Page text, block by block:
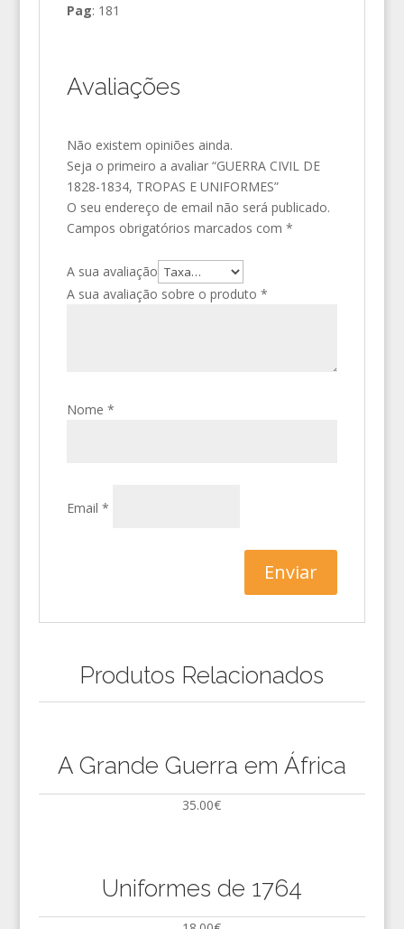
Pag: 181
Avaliações
Não existem opiniões ainda.
Seja o primeiro a avaliar “GUERRA CIVIL DE
1828-1834, TROPAS E UNIFORMES”
O seu endereço de email não será publicado.
Campos obrigatórios marcados com *
A sua avaliação
A sua avaliação sobre o produto *
Nome *
Email *
Produtos Relacionados
A Grande Guerra em África
35.00€
Uniformes de 1764